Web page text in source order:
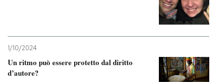
1/10/2024
Un ritmo può essere protetto dal diritto
d’autore?